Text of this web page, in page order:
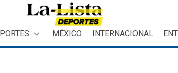
MÉXICO INTERNACIONAL